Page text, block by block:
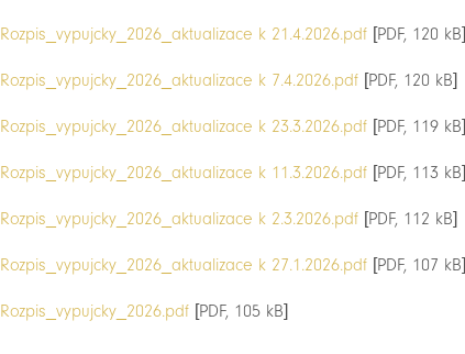
Rozpis_vypujcky_2026_aktualizace k 21.4.2026.pdf [PDF, 120 kB]
Rozpis_vypujcky_2026_aktualizace k 7.4.2026.pdf [PDF, 120 kB]
Rozpis_vypujcky_2026_aktualizace k 23.3.2026.pdf [PDF, 119 kB]
Rozpis_vypujcky_2026_aktualizace k 11.3.2026.pdf [PDF, 113 kB]
Rozpis_vypujcky_2026_aktualizace k 2.3.2026.pdf [PDF, 112 kB]
Rozpis_vypujcky_2026_aktualizace k 27.1.2026.pdf [PDF, 107 kB]
Rozpis_vypujcky_2026.pdf [PDF, 105 kB]